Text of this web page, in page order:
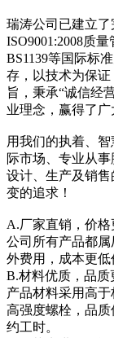
瑞涛公司已建立
ISO9001:2008质
BS1139等国际标
存，以技术为保
旨，秉承“诚信经
业理念，赢得了广
用我们的执着、
际市场、专业从
设计、生产及销
变的追求！
A.厂家直销，价格
公司所有产品都
外费用，成本更低
B.材料优质，品质
产品材料采用高
高强度螺栓，品
约工时。